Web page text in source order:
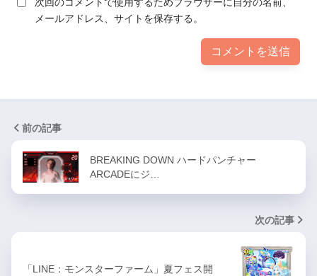
メールアドレス、サイトを保存する。
前の記事
BREAKING DOWN ハードパンチャー
ARCADEにジ…
次の記事
「LINE：モンスターファーム」夏フェス開